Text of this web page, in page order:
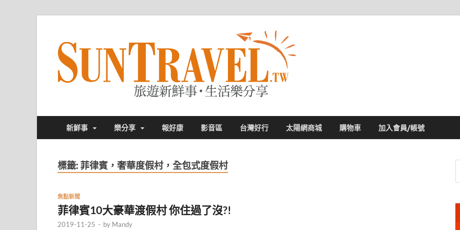
新鮮事 樂分享 報好康 影音區 台灣好行 太陽網商城 購物車 加入會員/帳號
標籤: 菲律賓，奢華度假村，全包式度假村
焦點新聞
菲律賓10大豪華渡假村 你住過了沒?!
2019-11-25 - by Mandy